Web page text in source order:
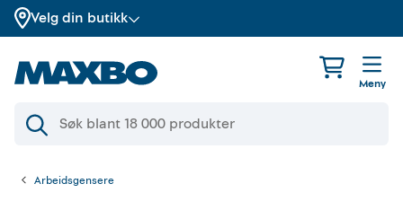
Velg din butikk
Meny
Arbeidsgensere